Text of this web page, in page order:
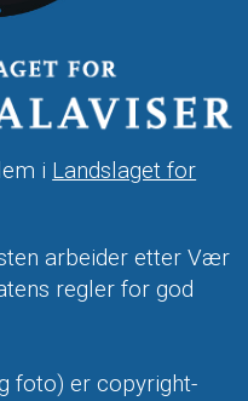
i Landslaget for
arbeider etter Vær
regler for god
foto) er copyright-